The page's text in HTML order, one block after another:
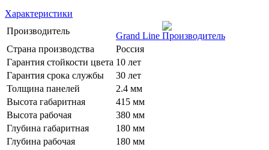
Характеристики
Производитель
Grand Line
Страна производства
Россия
Гарантия стойкости цвета 10 лет
Гарантия срока службы
30 лет
Толщина панелей
2.4 мм
Высота габаритная
415 мм
Высота рабочая
380 мм
Глубина габаритная
180 мм
Глубина рабочая
180 мм